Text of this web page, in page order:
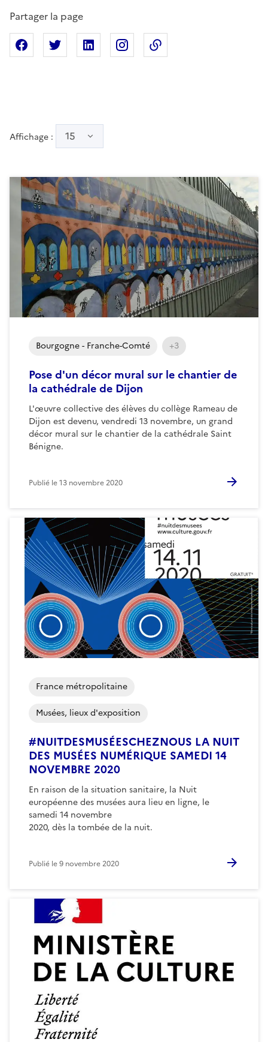
Partager la page
Partager sur Facebook
Partager sur XPartager sur Linkedin
Partager sur Instagram
Affichage : 15
Pose d'un décor mural sur le chantier de
la cathédrale de Dijon
L'œuvre collective des élèves du collège Rameau de
Dijon est devenu, vendredi 13 novembre, un grand
décor mural sur le chantier de la cathédrale Saint
Bénigne.
Bourgogne - Franche-Comté +3
Publié le13 novembre 2020
#NUITDESMUSÉESCHEZNOUS LA NUIT
DES MUSÉES NUMÉRIQUE SAMEDI 14
NOVEMBRE 2020
En raison de la situation sanitaire, la Nuit
européenne des musées aura lieu en ligne, le
samedi 14 novembre
2020, dès la tombée de la nuit.
France métropolitaine
Musées, lieux d'exposition
Publié le9 novembre 2020